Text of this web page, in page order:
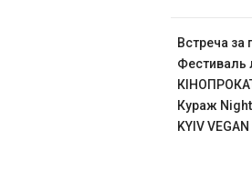
Встреча за
Фестиваль
Кураж
KYIV